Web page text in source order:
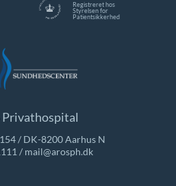
Registreret hos
Styrelsen for
Patientsikkerhed
Privathospital
/ DK-8200 Aarhus N
/ mail@arosph.dk